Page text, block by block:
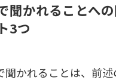
聞かれることへ
3つ
聞かれることは、前